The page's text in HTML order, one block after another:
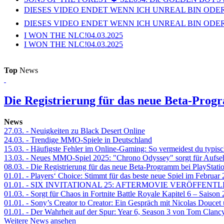
DIESES VIDEO ENDET WENN ICH UNREAL BIN
DIESES VIDEO ENDET WENN ICH UNREAL BIN
I WON THE NLC!04.03.2025
I WON THE NLC!04.03.2025
Top News
Die Registrierung für das neue Beta-
News
27.03. - Neuigkeiten zu Black Desert Online
24.03. - Trendige MMO-Spiele in Deutschland
15.03. - Häufigste Fehler im Online-Gaming: So vermeidest du
13.03. - Neues MMO-Spiel 2025: "Chrono Odyssey" sorgt für
08.03. - Die Registrierung für das neue Beta-Programm bei
01.01. - Players‘ Choice: Stimmt für das beste neue Spiel im Februar
01.01. - SIX INVITATIONAL 25: AFTERMOVIE
01.03. - Sorgt für Chaos in Fortnite Battle Royale Kapitel 6 –
01.01. - Sony’s Creator to Creator: Ein Gespräch mit Nicolas
01.01. - Der Wahrheit auf der Spur: Year 6, Season 3 von Tom
Weitere News ansehen